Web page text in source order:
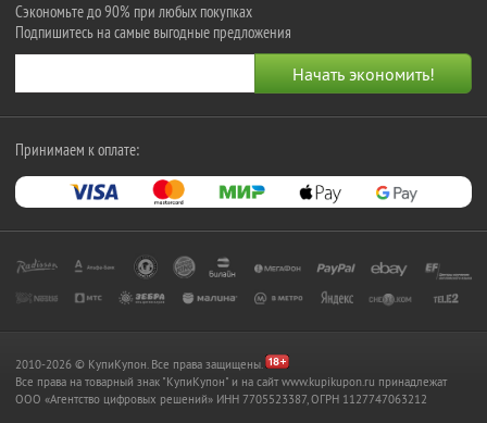
Сэкономьте до 90% при любых покупках
Подпишитесь на самые выгодные предложения
Принимаем к оплате:
2010-2026 © КупиКупон. Все права защищены.
Все права на товарный знак "КупиКупон" и на сайт www.kupikupon.ru принадлежат
OOO «Агентство цифровых решений» ИНН 7705523387, ОГРН 1127747063212